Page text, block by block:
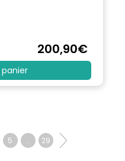
200,90€
5 ... 29